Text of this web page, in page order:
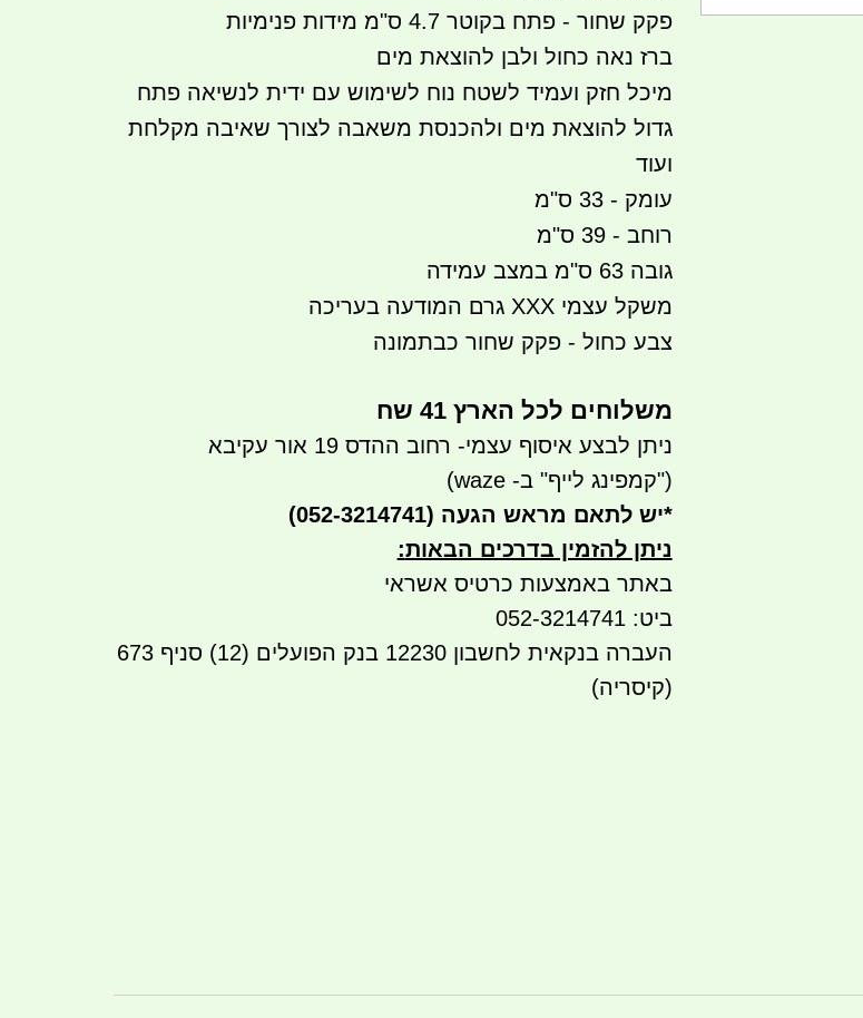
פקק שחור - פתח בקוטר 4.7 ס"מ מידות פנימיות
ברז נאה כחול ולבן להוצאת מים
מיכל חזק ועמיד לשטח נוח לשימוש עם ידית לנשיאה פתח
גדול להוצאת מים ולהכנסת משאבה לצורך שאיבה מקלחת
ועוד
עומק - 33 ס"מ
רוחב - 39 ס"מ
גובה 63 ס"מ במצב עמידה
משקל עצמי XXX גרם המודעה בעריכה
צבע כחול - פקק שחור כבתמונה
משלוחים לכל הארץ 41 שח
ניתן לבצע איסוף עצמי- רחוב ההדס 19 אור עקיבא
("קמפינג לייף" ב- waze)
*יש לתאם מראש הגעה (052-3214741)
ניתן להזמין בדרכים הבאות:
באתר באמצעות כרטיס אשראי
ביט: 052-3214741
העברה בנקאית לחשבון 12230 בנק הפועלים (12) סניף 673
(קיסריה)